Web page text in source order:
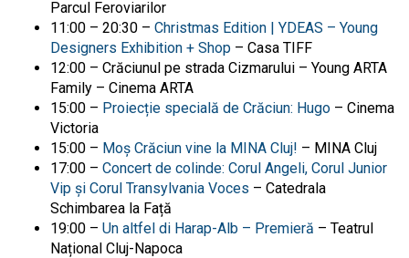
Parcul Feroviarilor
11:00 – 20:30 – Christmas Edition | YDEAS – Young
Designers Exhibition + Shop – Casa TIFF
12:00 – Crăciunul pe strada Cizmarului – Young ARTA
Family – Cinema ARTA
15:00 – Proiecție specială de Crăciun: Hugo – Cinema
Victoria
15:00 – Moș Crăciun vine la MINA Cluj! – MINA Cluj
17:00 – Concert de colinde: Corul Angeli, Corul Junior
Vip și Corul Transylvania Voces – Catedrala
Schimbarea la Față
19:00 – Un altfel di Harap-Alb – Premieră – Teatrul
Național Cluj-Napoca